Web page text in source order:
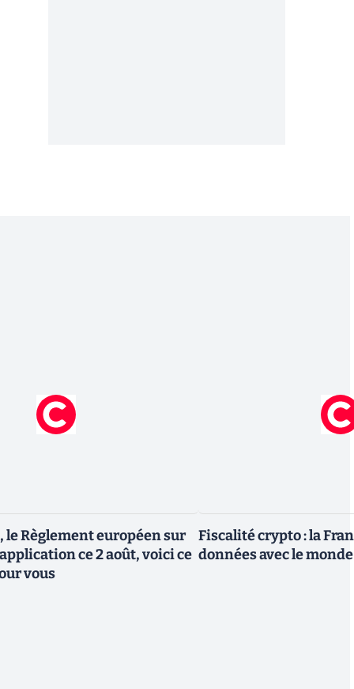
le Règlement européen sur
ce 2 août, voici ce
vous
Fiscalité crypto : la
données avec le